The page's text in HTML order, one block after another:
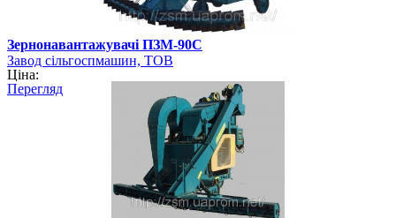
Зернонавантажувачі ПЗМ-90С
Завод сільгоспмашин, ТОВ
Ціна:
Перегляд